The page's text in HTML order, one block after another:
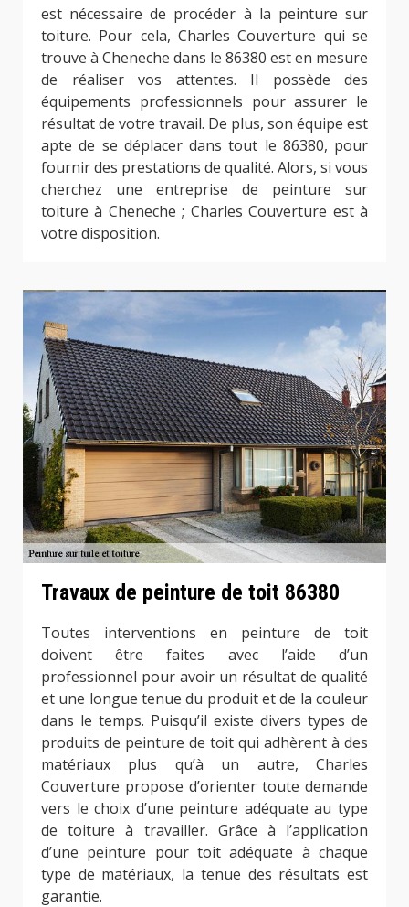
est nécessaire de procéder à la peinture sur
toiture. Pour cela, Charles Couverture qui se
trouve à Cheneche dans le 86380 est en mesure
de réaliser vos attentes. Il possède des
équipements professionnels pour assurer le
résultat de votre travail. De plus, son équipe est
apte de se déplacer dans tout le 86380, pour
fournir des prestations de qualité. Alors, si vous
cherchez une entreprise de peinture sur
toiture à Cheneche ; Charles Couverture est à
votre disposition.
Travaux de peinture de toit 86380
Toutes interventions en peinture de toit
doivent être faites avec l’aide d’un
professionnel pour avoir un résultat de qualité
et une longue tenue du produit et de la couleur
dans le temps. Puisqu’il existe divers types de
produits de peinture de toit qui adhèrent à des
matériaux plus qu’à un autre, Charles
Couverture propose d’orienter toute demande
vers le choix d’une peinture adéquate au type
de toiture à travailler. Grâce à l’application
d’une peinture pour toit adéquate à chaque
type de matériaux, la tenue des résultats est
garantie.